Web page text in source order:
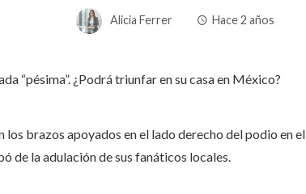
Alicia Ferrer Hace 2 años
brazos apoyados en el lado derecho del podio en el
de la adulación de sus fanáticos locales.